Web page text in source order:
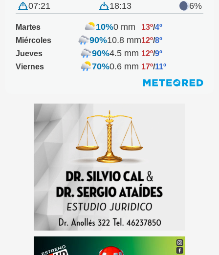
07:21 18:13 6%
Martes 10%0 mm 13º/4º
Miércoles
90%10.8 mm12º/8º
Jueves
90%4.5 mm 12º/9º
Viernes
70%0.6 mm 17º/11º